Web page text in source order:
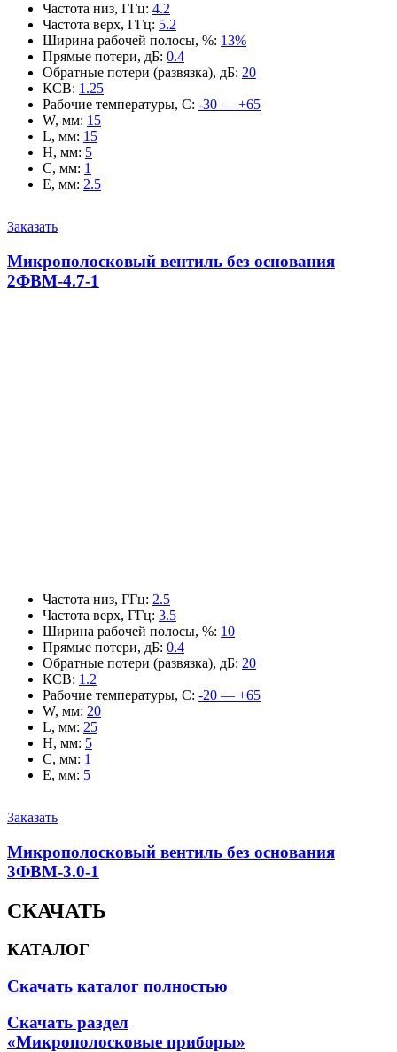
Частота низ, ГГц: 4.2
Частота верх, ГГц: 5.2
Ширина рабочей полосы, %: 13%
Прямые потери, дБ: 0.4
Обратные потери (развязка), дБ: 20
КСВ: 1.25
Рабочие температуры, С: -30 — +65
W, мм: 15
L, мм: 15
H, мм: 5
C, мм: 1
E, мм: 2.5
Заказать
Микрополосковый вентиль без основания
2ФВМ-4.7-1
Частота низ, ГГц: 2.5
Частота верх, ГГц: 3.5
Ширина рабочей полосы, %: 10
Прямые потери, дБ: 0.4
Обратные потери (развязка), дБ: 20
КСВ: 1.2
Рабочие температуры, С: -20 — +65
W, мм: 20
L, мм: 25
H, мм: 5
C, мм: 1
E, мм: 5
Заказать
Микрополосковый вентиль без основания
3ФВМ-3.0-1
СКАЧАТЬ
КАТАЛОГ
Скачать каталог полностью
Скачать раздел
«Микрополосковые приборы»